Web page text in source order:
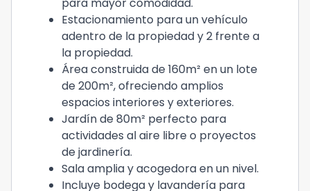
Estacionamiento para un vehículo
adentro de la propiedad y 2 frente a
la propiedad.
Área construida de 160m² en un lote
de 200m², ofreciendo amplios
espacios interiores y exteriores.
Jardín de 80m² perfecto para
actividades al aire libre o proyectos
de jardinería.
Sala amplia y acogedora en un nivel.
Incluye bodega y lavandería para